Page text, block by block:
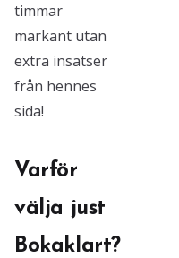
timmar
markant utan
extra insatser
från hennes
sida!
Varför
välja just
Bokaklart?